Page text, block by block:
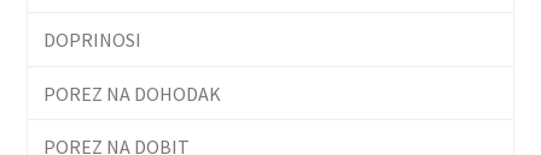
DOPRINOSI
POREZ NA DOHODAK
POREZ NA DOBIT